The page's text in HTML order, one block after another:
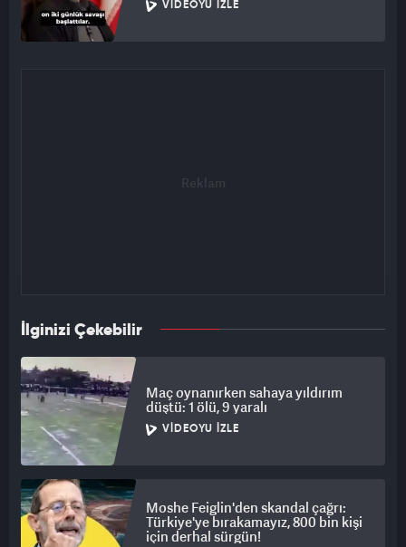
VIDEOYU İZLE
İlginizi Çekebilir
Maç oynanırken sahaya yıldırım
düştü: 1 ölü, 9 yaralı
VIDEOYU İZLE
Moshe Feiglin'den skandal çağrı:
Türkiye'ye bırakamayız, 800 bin kişi
için derhal sürgün!